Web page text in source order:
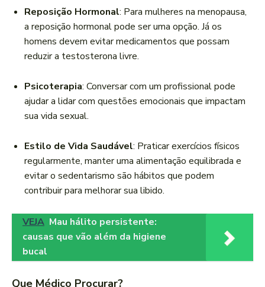
Reposição Hormonal: Para mulheres na menopausa,
a reposição hormonal pode ser uma opção. Já os
homens devem evitar medicamentos que possam
reduzir a testosterona livre.
Psicoterapia: Conversar com um profissional pode
ajudar a lidar com questões emocionais que impactam
sua vida sexual.
Estilo de Vida Saudável: Praticar exercícios físicos
regularmente, manter uma alimentação equilibrada e
evitar o sedentarismo são hábitos que podem
contribuir para melhorar sua libido.
VEJA Mau hálito persistente:
causas que vão além da higiene
bucal
Que Médico Procurar?